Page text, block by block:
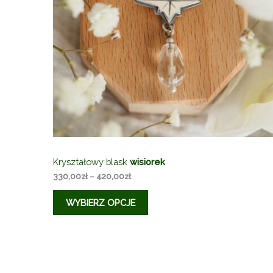
Kryształowy blask wisiorek
330,00zł – 420,00złZakres
od
330,00zł
do
WYBIERZ OPCJE